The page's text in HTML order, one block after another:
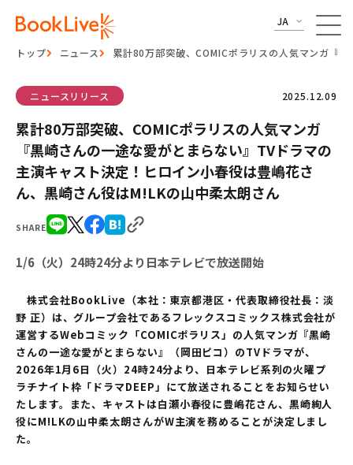
JA
トップ ニュース 累計80万部突破、COMICポラリスの人気マンガ『
SHARE
ニュースリリース 2025.12.09
累計80万部突破、COMICポラリスの人気マンガ
『黒崎さんの一途な愛がとまらない』TVドラマの
主演キャスト決定！ヒロイン小春役は豊嶋花さ
ん、黒崎さん役はM!LKの山中柔太朗さん
1/6（火）24時24分より日本テレビで放送開始
株式会社BookLive（本社：東京都港区・代表取締役社長：淡
野 正）は、グループ会社であるフレックスコミックス株式会社が
運営するWebコミック「COMICポラリス」の人気マンガ『黒崎
さんの一途な愛がとまらない』（岡田ピコ）のTVドラマが、
2026年1月6日（火）24時24分より、日本テレビ系列の火曜プ
ラチナイト枠「ドラマDEEP」にて放送されることをお知らせい
たします。また、キャストは白瀬小春役に豊嶋花さん、黒崎絢人
役にM!LKの山中柔太朗さんがW主演を務めることが決定しまし
た。